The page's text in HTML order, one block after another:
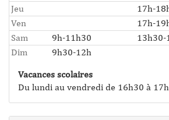
Jeu
17h-
Ven
17h-
Sam
9h-11h30
13h30-
Dim
9h30-12h
Vacances scolaires
Du lundi au vendredi de 16h30 à